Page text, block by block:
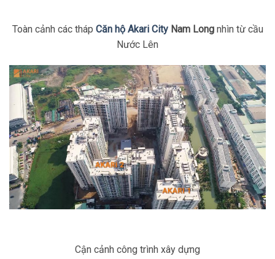
Toàn cảnh các tháp Căn hộ Akari CityNam Longnhìn từ cầu
Nước Lên
Cận cảnh công trình xây dựng